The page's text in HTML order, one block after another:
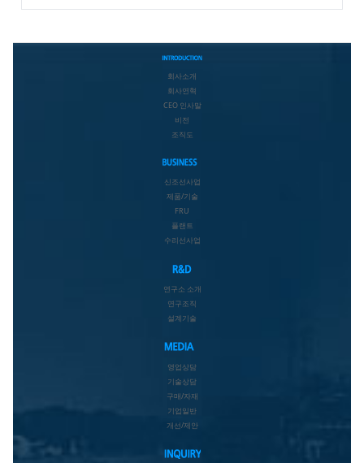
회사소개
회사연혁
CEO 인사말
비전
조직도
신조선사업
제품/기술
FRU
플랜트
수리선사업
연구소 소개
연구조직
설계기술
영업상담
기술상담
구매/자재
기업일반
개선/제안